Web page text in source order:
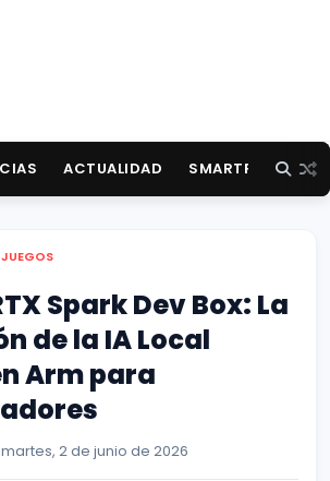
ACTUALIDAD SMARTPHONES
JUEGOS
Spark Dev Box: La
de la IA Local
Arm para
2 de junio de 2026